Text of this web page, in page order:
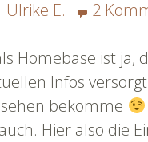
Ulrike E. 2
Homebase ist
Infos
bekomme
Hier also die